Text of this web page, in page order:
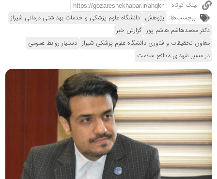
لینک کوتاه
برچسب‌ها: پژوهش دانشگاه علوم پزشکی و خدمات بهداشتی درمانی شیراز
دکتر محمدهاشم هاشم پور گزارش خبر
معاون تحقیقات و فناوری دانشگاه علوم پزشکی شیراز دستیار روابط عمومی
در مسیر شهدای مدافع سلامت